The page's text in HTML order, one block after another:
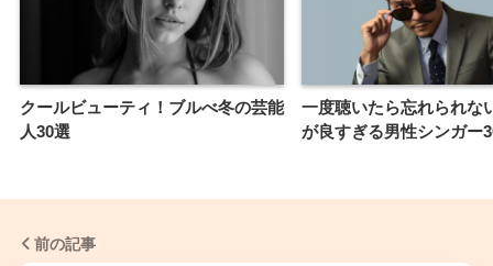
クールビューティ！ブルべ冬の芸能
人30選
一度聴いたら忘れられ
が良すぎる男性シンガー
前の記事